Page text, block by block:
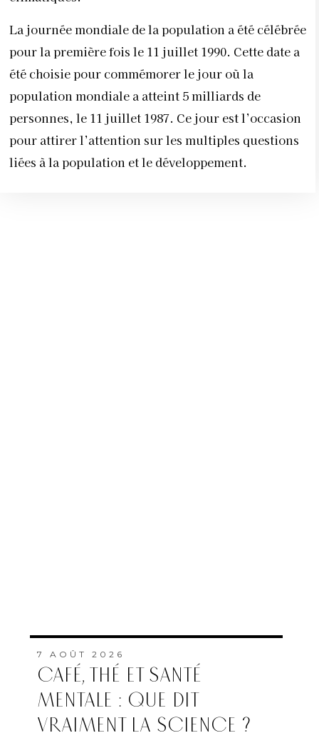
La journée mondiale de la population a été célébrée
pour la première fois le 11 juillet 1990. Cette date a
été choisie pour commémorer le jour où la
population mondiale a atteint 5 milliards de
personnes, le 11 juillet 1987. Ce jour est l’occasion
pour attirer l’attention sur les multiples questions
liées à la population et le développement.
7 AOÛT 2026
CAFÉ, THÉ ET SANTÉ
MENTALE : QUE DIT
VRAIMENT LA SCIENCE ?